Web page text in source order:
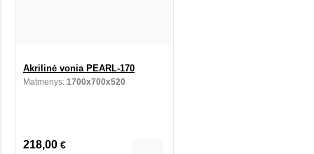
Akrilinė vonia PEARL-170
Matmenys: 1700x700x520
218,00 €